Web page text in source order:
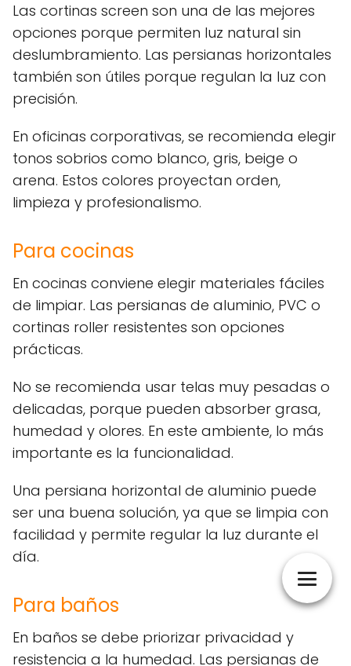
Las cortinas screen son una de las mejores
opciones porque permiten luz natural sin
deslumbramiento. Las persianas horizontales
también son útiles porque regulan la luz con
precisión.
En oficinas corporativas, se recomienda elegir
tonos sobrios como blanco, gris, beige o
arena. Estos colores proyectan orden,
limpieza y profesionalismo.
Para cocinas
En cocinas conviene elegir materiales fáciles
de limpiar. Las persianas de aluminio, PVC o
cortinas roller resistentes son opciones
prácticas.
No se recomienda usar telas muy pesadas o
delicadas, porque pueden absorber grasa,
humedad y olores. En este ambiente, lo más
importante es la funcionalidad.
Una persiana horizontal de aluminio puede
ser una buena solución, ya que se limpia con
facilidad y permite regular la luz durante el
día.
Para baños
En baños se debe priorizar privacidad y
resistencia a la humedad. Las persianas de